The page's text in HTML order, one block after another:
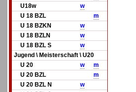
U18w
w
U 18 BZL
m
U 18 BZKN
w
U 18 BZLN
w
U 18 BZL S
w
Jugend \ Meisterschaft \ U20
U 20
w
m
U 20 BZL
m
U 20 BZL N
w